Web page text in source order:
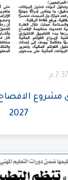
مشروع الافصاح
2027